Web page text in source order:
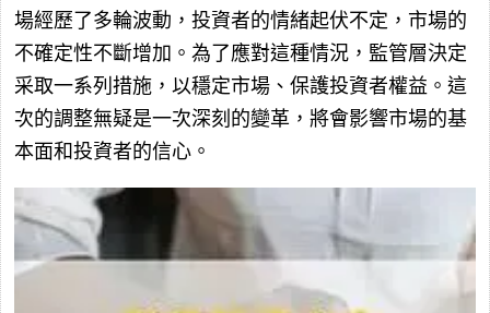
場經歷了多輪波動，投資者的情緒起伏不定，市場的
不確定性不斷增加。為了應對這種情況，監管層決定
采取一系列措施，以穩定市場、保護投資者權益。這
次的調整無疑是一次深刻的變革，將會影響市場的基
本面和投資者的信心。